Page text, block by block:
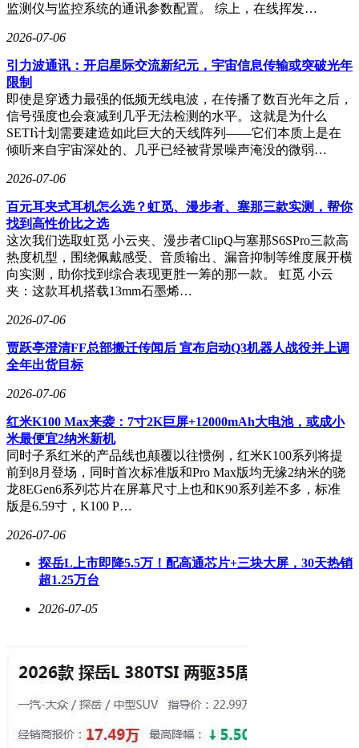
监测仪与监控系统的通讯参数配置。 综上，在线挥发…
2026-07-06
引力波通讯：开启星际交流新纪元，宇宙信息传输或突破光年
限制
即使是穿透力最强的低频无线电波，在传播了数百光年之后，
信号强度也会衰减到几乎无法检测的水平。这就是为什么
SETI计划需要建造如此巨大的天线阵列——它们本质上是在
倾听来自宇宙深处的、几乎已经被背景噪声淹没的微弱…
2026-07-06
百元耳夹式耳机怎么选？虹觅、漫步者、塞那三款实测，帮你
找到高性价比之选
这次我们选取虹觅 小云夹、漫步者ClipQ与塞那S6SPro三款高
热度机型，围绕佩戴感受、音质输出、漏音抑制等维度展开横
向实测，助你找到综合表现更胜一筹的那一款。 虹觅 小云
夹：这款耳机搭载13mm石墨烯…
2026-07-06
贾跃亭澄清FF总部搬迁传闻后 宣布启动Q3机器人战役并上调
全年出货目标
2026-07-06
红米K100 Max来袭：7寸2K巨屏+12000mAh大电池，或成小
米最便宜2纳米新机
同时子系红米的产品线也颠覆以往惯例，红米K100系列将提
前到8月登场，同时首次标准版和Pro Max版均无缘2纳米的骁
龙8EGen6系列芯片在屏幕尺寸上也和K90系列差不多，标准
版是6.59寸，K100 P…
2026-07-06
探岳L上市即降5.5万！配高通芯片+三块大屏，30天热销
超1.25万台
2026-07-05